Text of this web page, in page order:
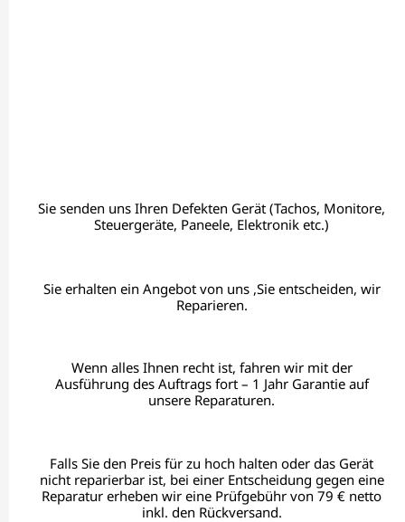
Sie senden uns Ihren Defekten Gerät (Tachos, Monitore,
Steuergeräte, Paneele, Elektronik etc.)
Sie erhalten ein Angebot von uns ,Sie entscheiden, wir
Reparieren.
Wenn alles Ihnen recht ist, fahren wir mit der
Ausführung des Auftrags fort – 1 Jahr Garantie auf
unsere Reparaturen.
Falls Sie den Preis für zu hoch halten oder das Gerät
nicht reparierbar ist, bei einer Entscheidung gegen eine
Reparatur erheben wir eine Prüfgebühr von 79 € netto
inkl. den Rückversand.